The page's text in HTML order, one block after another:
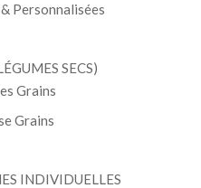
Personnalisées
SECS)
Grains
Grains
INDIVIDUELLES